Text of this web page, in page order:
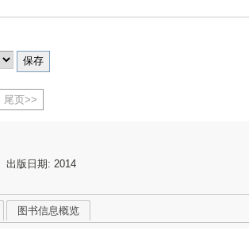
尾页>>
出版日期: 2014
图书信息概览